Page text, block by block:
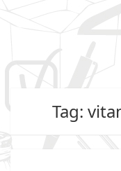
Tag: